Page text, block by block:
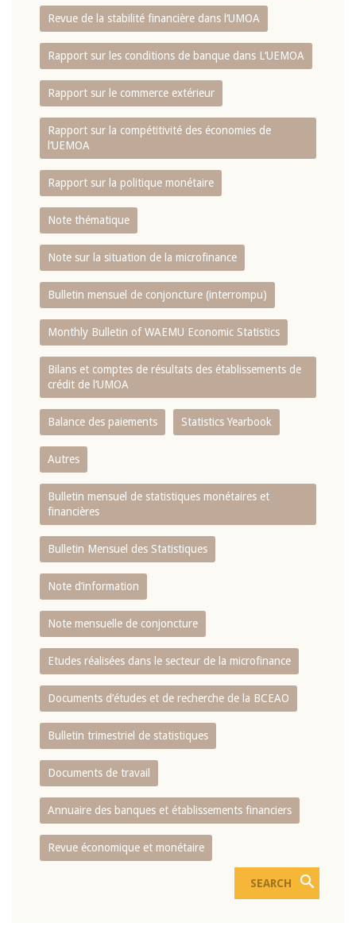
Revue de la stabilité financière dans l‘UMOA
Rapport sur les conditions de banque dans L‘UEMOA
Rapport sur le commerce extérieur
Rapport sur la compétitivité des économies de
l‘UEMOA
Rapport sur la politique monétaire
Note thématique
Note sur la situation de la microfinance
Bulletin mensuel de conjoncture (interrompu)
Monthly Bulletin of WAEMU Economic Statistics
Bilans et comptes de résultats des établissements de
crédit de l‘UMOA
Balance des paiements Statistics Yearbook
Autres
Bulletin mensuel de statistiques monétaires et
financières
Bulletin Mensuel des Statistiques
Note d’information
Note mensuelle de conjoncture
Etudes réalisées dans le secteur de la microfinance
Documents d’études et de recherche de la BCEAO
Bulletin trimestriel de statistiques
Documents de travail
Annuaire des banques et établissements financiers
Revue économique et monétaire